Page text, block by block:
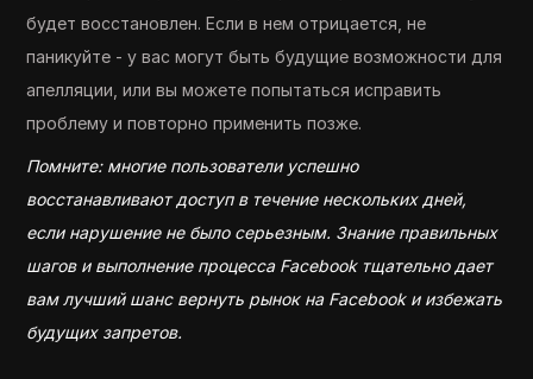
будет восстановлен. Если в нем отрицается, не
паникуйте - у вас могут быть будущие возможности для
апелляции, или вы можете попытаться исправить
проблему и повторно применить позже.
Помните: многие пользователи успешно
восстанавливают доступ в течение нескольких дней,
если нарушение не было серьезным. Знание правильных
шагов и выполнение процесса Facebook тщательно дает
вам лучший шанс вернуть рынок на Facebook и избежать
будущих запретов.